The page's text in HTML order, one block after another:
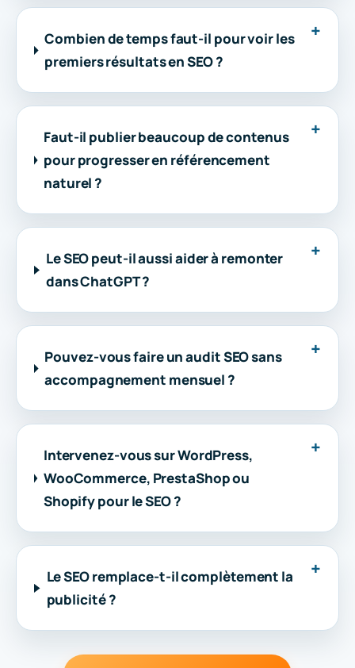
Combien de temps faut-il pour voir les
premiers résultats en SEO ?
Faut-il publier beaucoup de contenus
pour progresser en référencement
naturel ?
Le SEO peut-il aussi aider à remonter
dans ChatGPT ?
Pouvez-vous faire un audit SEO sans
accompagnement mensuel ?
Intervenez-vous sur WordPress,
WooCommerce, PrestaShop ou
Shopify pour le SEO ?
Le SEO remplace-t-il complètement la
publicité ?